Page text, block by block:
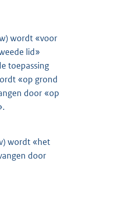
wordt «voor
lid»
toepassing
«op grond
door «op
wordt «het
door